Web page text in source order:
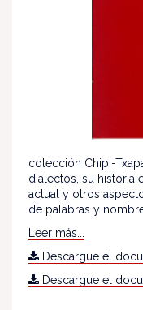
colección Chipi-
dialectos, su historia
actual y otros
de palabras y
Leer más...
Descargue el
Descargue el